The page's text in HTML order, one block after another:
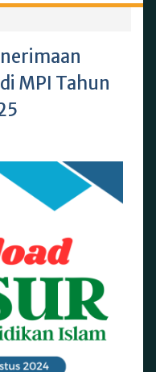
MPI Tahun